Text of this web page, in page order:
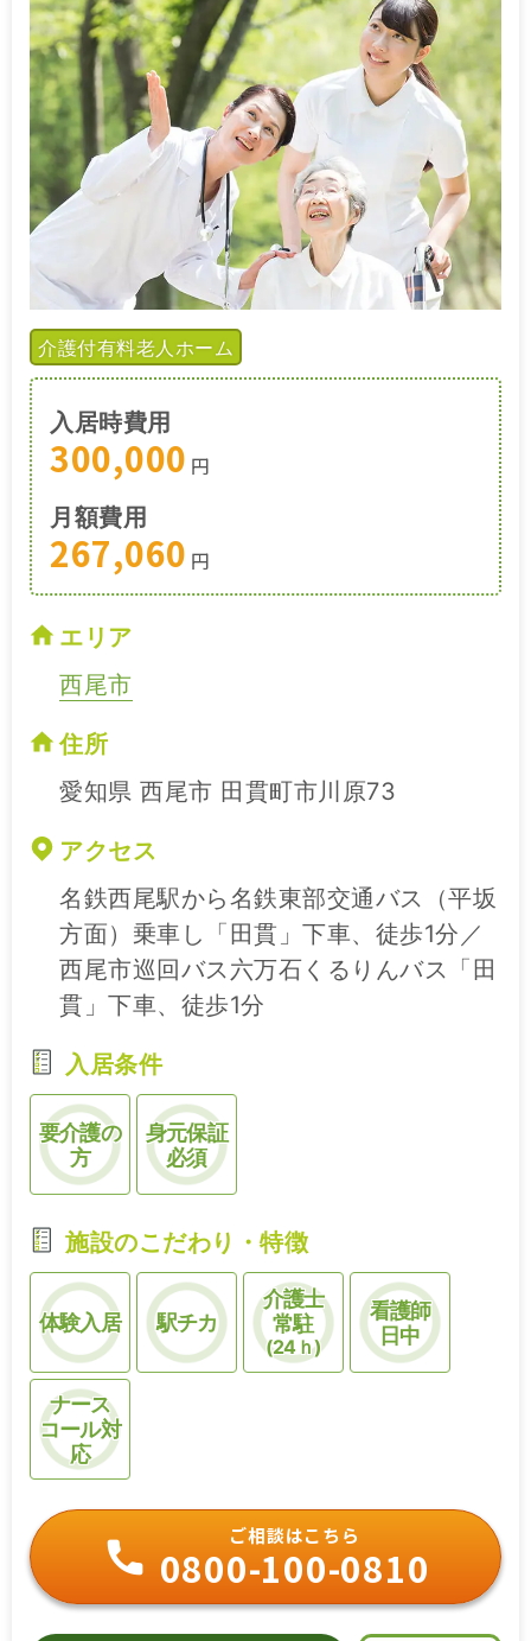
介護付有料老人ホーム
入居時費用
300,000 円
月額費用
267,060 円
エリア
西尾市
住所
愛知県 西尾市 田貫町市川原73
アクセス
名鉄西尾駅から名鉄東部交通バス（平坂
方面）乗車し「田貫」下車、徒歩1分／
西尾市巡回バス六万石くるりんバス「田
貫」下車、徒歩1分
入居条件
要介護の
方
身元保証
必須
施設のこだわり・特徴
体験入居 駅チカ
介護士
常駐
(24ｈ)
看護師
日中
ナース
コール対
応
ご相談はこちら
0800-100-0810